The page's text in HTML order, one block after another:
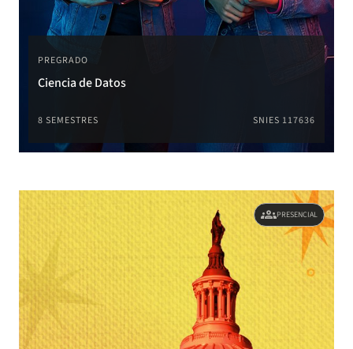
PREGRADO
Ciencia de Datos
8 SEMESTRES SNIES 117636
groupsPRESENCIAL